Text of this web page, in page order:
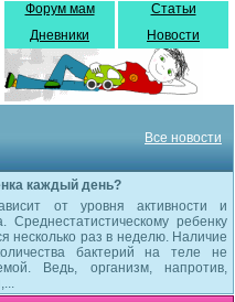
Форум мам
Дневники
Статьи
Новости
Все новости
каждый день?
от уровня активности и
Среднестатистическому ребенку
несколько раз в неделю. Наличие
бактерий на теле не
Ведь, организм, напротив,